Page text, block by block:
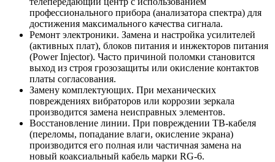
профессионального прибора (анализатора спектра) для
достижения максимального качества сигнала.
Ремонт электроники. Замена и настройка усилителей
(активных плат), блоков питания и инжекторов питания
(Power Injector). Часто причиной поломки становится
выход из строя грозозащиты или окисление контактов
платы согласования.
Замену комплектующих. При механических
повреждениях вибраторов или коррозии зеркала
производится замена неисправных элементов.
Восстановление линии. При повреждении ТВ-кабеля
(переломы, попадание влаги, окисление экрана)
производится его полная или частичная замена на
новый коаксиальный кабель марки RG-6.